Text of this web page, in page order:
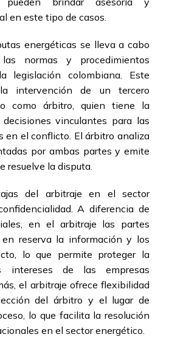
en este tipo de casos.
energéticas se lleva a cabo
normas y procedimientos
legislación colombiana. Este
intervención de un tercero
como árbitro, quien tiene la
vinculantes para las
en el conflicto. El árbitro analiza
por ambas partes y emite
resuelve la disputa.
del arbitraje en el sector
A diferencia de
en el arbitraje las partes
reserva la información y los
lo que permite proteger la
intereses de las empresas
el arbitraje ofrece flexibilidad
del árbitro y el lugar de
lo que facilita la resolución
en el sector energético.